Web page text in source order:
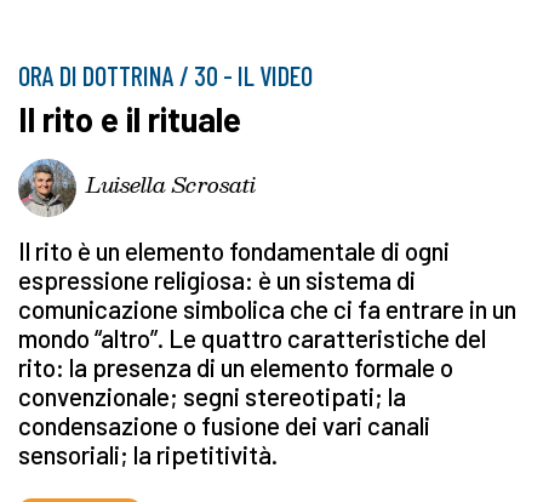
ORA DI DOTTRINA / 30 - IL VIDEO
Il rito e il rituale
Luisella Scrosati
Il rito è un elemento fondamentale di ogni
espressione religiosa: è un sistema di
comunicazione simbolica che ci fa entrare in un
mondo “altro”. Le quattro caratteristiche del
rito: la presenza di un elemento formale o
convenzionale; segni stereotipati; la
condensazione o fusione dei vari canali
sensoriali; la ripetitività.